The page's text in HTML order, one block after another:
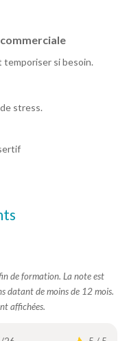
temporiser si besoin.
stress.
de formation. La note est
datant de moins de 12 mois.
affichées.